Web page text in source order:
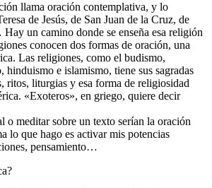
llama oración contemplativa, y lo
de Jesús, de San Juan de la Cruz, de
un camino donde se enseña esa religión
conocen dos formas de oración, una
Las religiones, como el budismo,
hinduismo e islamismo, tiene sus sagradas
ritos, liturgias y esa forma de religiosidad
«Exoteros», en griego, quiere decir
o meditar sobre un texto serían la oración
lo que hago es activar mis potencias
pensamiento…